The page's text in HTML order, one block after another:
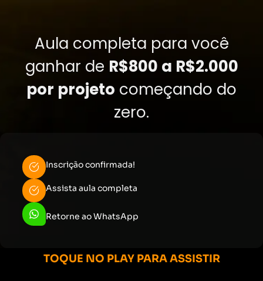
Aula completa para você
ganhar de R$800 a R$2.000
por projeto começando do
zero.
Inscrição confirmada!
Assista aula completa
Retorne ao WhatsApp
TOQUE NO PLAY PARA ASSISTIR